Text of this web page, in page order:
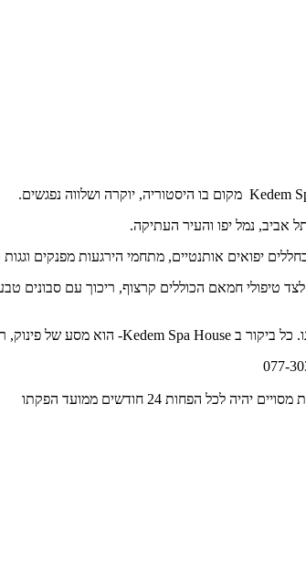
Kedem מקום בו היסטוריה, יוקרה ושלווה נפגשים.
טיפולי חמאם הכוללים קרצוף, ריכוך עם סבונים
כל ביקור ב -Kedem Spa House הוא מסע של פינוק,